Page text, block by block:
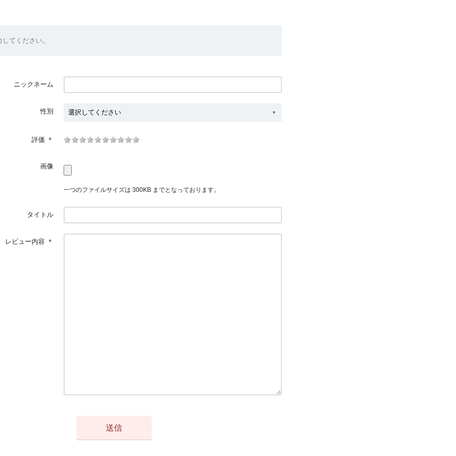
てください。
ニックネーム
性別
評価 ＊
画像
一つのファイルサイズは 300KB までとなっております。
タイトル
レビュー内容 ＊